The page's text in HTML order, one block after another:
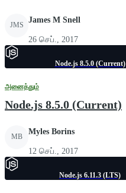
JMS
James M Snell
26 செப்., 2017
Node.js 8.5.0 (Current)
அனைத்தும்
Node.js 8.5.0 (Current)
MB
Myles Borins
12 செப்., 2017
Node.js 6.11.3 (LTS)